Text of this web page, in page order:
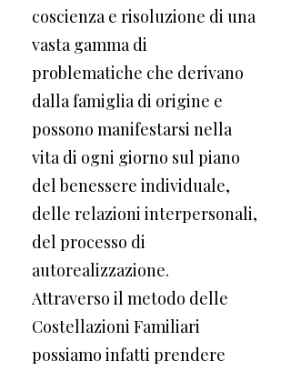
coscienza e risoluzione di una
vasta gamma di
problematiche che derivano
dalla famiglia di origine e
possono manifestarsi nella
vita di ogni giorno sul piano
del benessere individuale,
delle relazioni interpersonali,
del processo di
autorealizzazione.
Attraverso il metodo delle
Costellazioni Familiari
possiamo infatti prendere